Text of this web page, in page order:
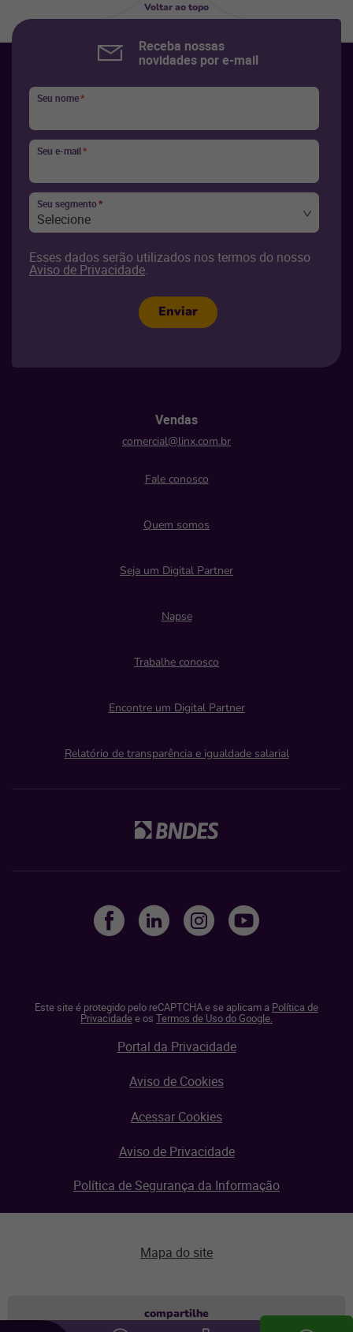
compartilhe
Voltar ao topo
Receba nossas
novidades por e-mail
Seu nome*
Seu e-mail*
Seu segmento*
Selecione
Esses dados serão utilizados nos termos do nosso
Aviso de Privacidade.
Enviar
Vendas
comercial@linx.com.br
Fale conosco
Quem somos
Seja um Digital Partner
Napse
Trabalhe conosco
Encontre um Digital Partner
Relatório de transparência e igualdade salarial
Este site é protegido pelo reCAPTCHA e se aplicam a Política de
Privacidadee os Termos de Uso do Google.
Portal da Privacidade
Aviso de Cookies
Acessar Cookies
Aviso de Privacidade
Política de Segurança da Informação
Mapa do site